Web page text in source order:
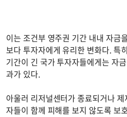
이는 조건부 영주권 기간 내내 자금
보다 투자자에게 유리한 변화다. 특
기간이 긴 국가 투자자들에게는 자
과가 있다.
아울러 리저널센터가 종료되거나
자들이 함께 피해를 보지 않도록 보